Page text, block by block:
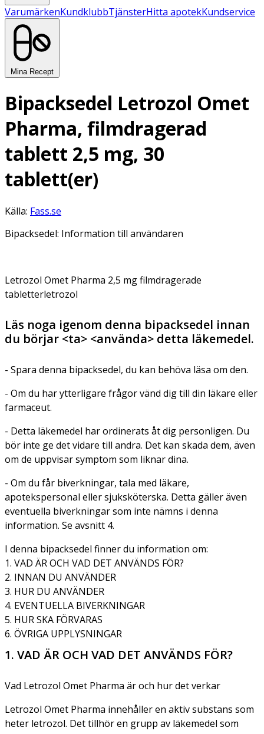
VarumärkenKundklubbTjänsterHitta apotekKundservice
Mina Recept
Bipacksedel Letrozol Omet
Pharma, filmdragerad
tablett 2,5 mg, 30
tablett(er)
Källa: Fass.se
Bipacksedel: Information till användaren
Letrozol Omet Pharma 2,5 mg filmdragerade
tabletterletrozol
Läs noga igenom denna bipacksedel innan
du börjar <ta> <använda> detta läkemedel.
- Spara denna bipacksedel, du kan behöva läsa om den.
- Om du har ytterligare frågor vänd dig till din läkare eller
farmaceut.
- Detta läkemedel har ordinerats åt dig personligen. Du
bör inte ge det vidare till andra. Det kan skada dem, även
om de uppvisar symptom som liknar dina.
- Om du får biverkningar, tala med läkare,
apotekspersonal eller sjuksköterska. Detta gäller även
eventuella biverkningar som inte nämns i denna
information. Se avsnitt 4.
I denna bipacksedel finner du information om:
1. VAD ÄR OCH VAD DET ANVÄNDS FÖR?
2. INNAN DU ANVÄNDER
3. HUR DU ANVÄNDER
4. EVENTUELLA BIVERKNINGAR
5. HUR SKA FÖRVARAS
6. ÖVRIGA UPPLYSNINGAR
1. VAD ÄR OCH VAD DET ANVÄNDS FÖR?
Vad Letrozol Omet Pharma är och hur det verkar
Letrozol Omet Pharma innehåller en aktiv substans som
heter letrozol. Det tillhör en grupp av läkemedel som